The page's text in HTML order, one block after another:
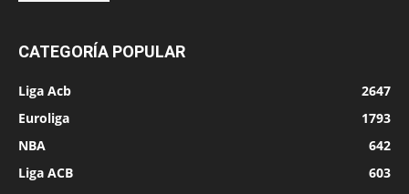
CATEGORÍA POPULAR
Liga Acb
2647
Euroliga
1793
NBA
642
Liga ACB
603